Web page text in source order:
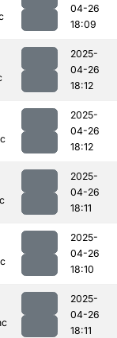
04-26
18:09
2025-
04-26
18:12
2025-
04-26
18:12
2025-
04-26
18:11
2025-
04-26
18:10
2025-
04-26
18:11